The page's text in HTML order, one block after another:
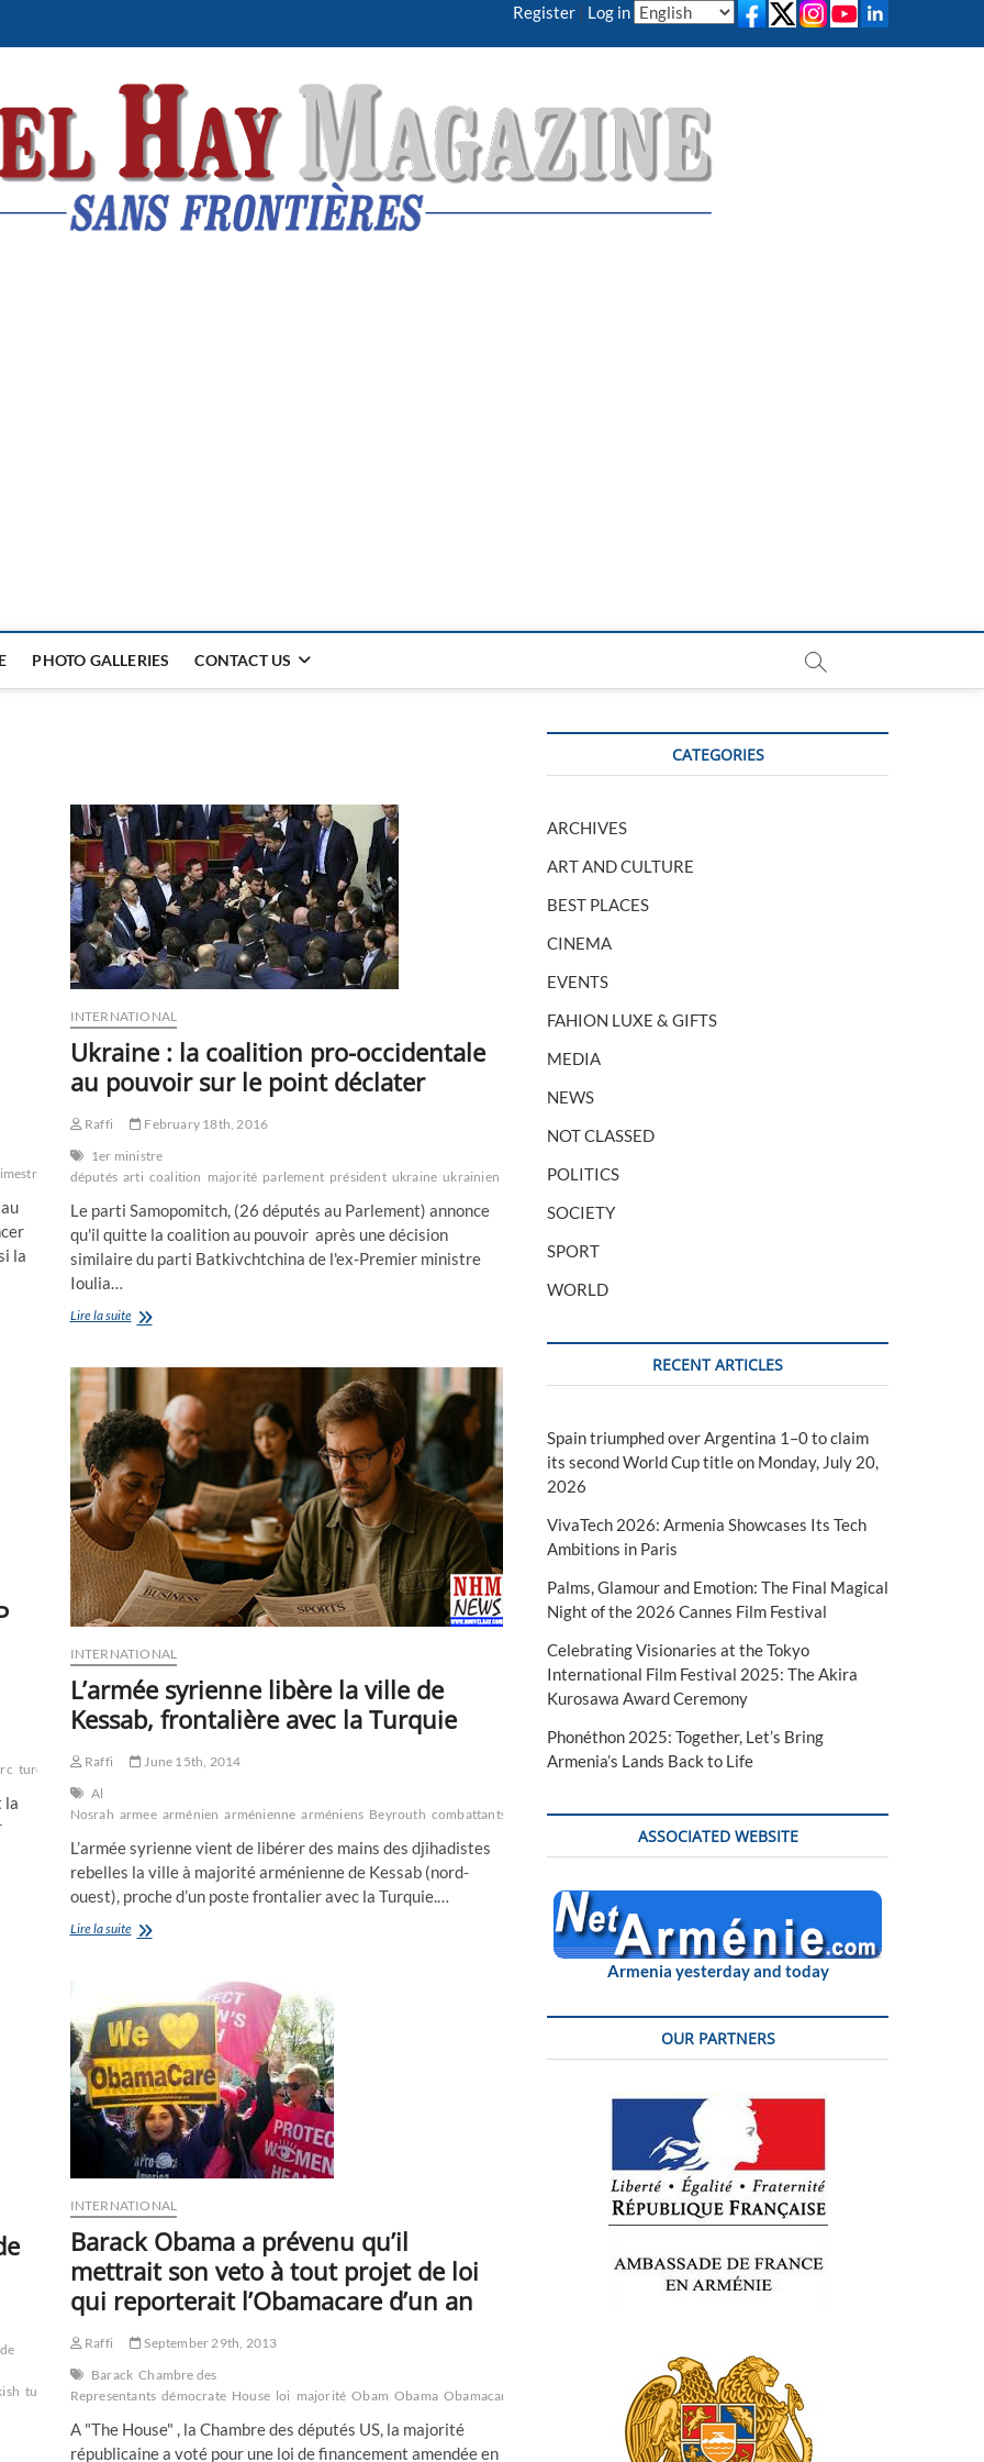
Register | Log in
PHOTO GALLERIES CONTACT US
guerre Haut hebdomadaire karabagh majorité Marmara mensule Nagorny quotidien renoncer
la
INTERNATIONAL
Ukraine : la coalition pro-occidentale
au pouvoir sur le point déclater
Raffi
February 18th, 2016
1er ministre
députés arti coalition majorité parlement président ukraine ukrainien ukrainienne voix
Le parti Samopomitch, (26 députés au Parlement) annonce
qu'il quitte la coalition au pouvoir après une décision
similaire du parti Batkivchtchina de l'ex-Premier ministre
Ioulia…
Lire la suiteUkraine
coalition
occidentale
au
pouvoir
sur
le
point
déclater
turcs turque turques turquie victoire
la
INTERNATIONAL
L’armée syrienne libère la ville de
Kessab, frontalière avec la Turquie
Raffi
June 15th, 2014
Al
Nosrah armee arménien arménienne arméniens Beyrouth combattants djihad djihadistes Hezbollah Kessab majorité ONG position rebelles
L’armée syrienne vient de libérer des mains des djihadistes
rebelles la ville à majorité arménienne de Kessab (nord-
ouest), proche d’un poste frontalier avec la Turquie.…
Lire la suiteL’armée
ville
de
Kessab,
frontalière
avec
la
Turquie
turque turquie Veliaht
INTERNATIONAL
Barack Obama a prévenu qu’il
mettrait son veto à tout projet de loi
qui reporterait l’Obamacare d’un an
Raffi
September 29th, 2013
Barack Chambre des
Representants démocrate House loi majorité Obam Obama Obamacare sénat US USA véto
A "The House" , la Chambre des députés US, la majorité
républicaine a voté pour une loi de financement amendée en
CATEGORIES
ARCHIVES
ART AND CULTURE
BEST PLACES
CINEMA
EVENTS
FAHION LUXE & GIFTS
MEDIA
NEWS
NOT CLASSED
POLITICS
SOCIETY
SPORT
WORLD
RECENT ARTICLES
Spain triumphed over Argentina 1–0 to claim
its second World Cup title on Monday, July 20,
2026
VivaTech 2026: Armenia Showcases Its Tech
Ambitions in Paris
Palms, Glamour and Emotion: The Final Magical
Night of the 2026 Cannes Film Festival
Celebrating Visionaries at the Tokyo
International Film Festival 2025: The Akira
Kurosawa Award Ceremony
Phonéthon 2025: Together, Let’s Bring
Armenia’s Lands Back to Life
ASSOCIATED WEBSITE
Armenia yesterday and today
OUR PARTNERS